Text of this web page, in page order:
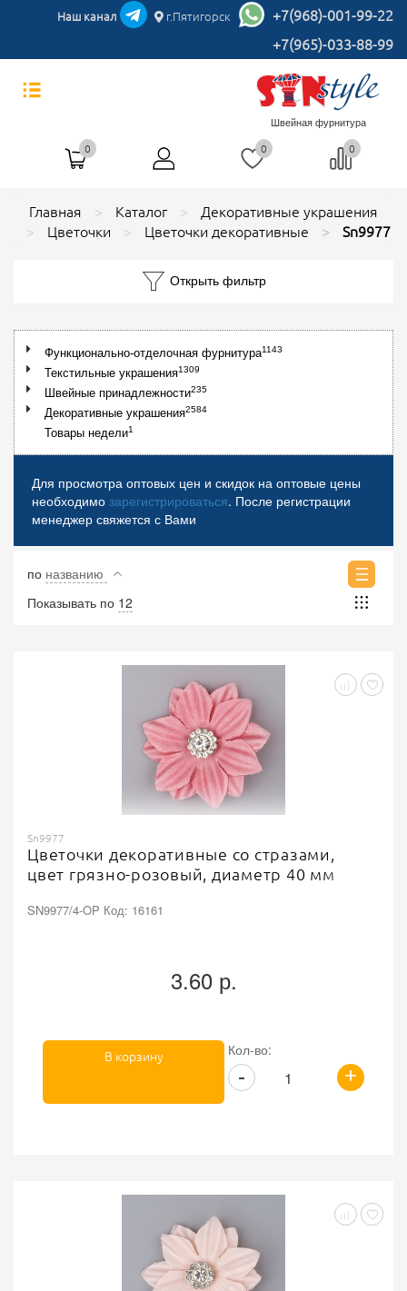
Наш канал г.Пятигорск
+7(968)-001-99-22
+7(965)-033-88-99
Швейная фурнитура
0 0 0
Главная Каталог
Декоративные украшения
Цветочки
Цветочки декоративные Sn9977
Открыть фильтр
Функционально-отделочная фурнитура1143
Текстильные украшения1309
Швейные принадлежности235
Декоративные украшения2584
Товары недели1
Для просмотра оптовых цен и скидок на оптовые цены
необходимо зарегистрироваться. После регистрации
менеджер свяжется с Вами
по названию
Показывать по 12
Sn9977
Цветочки декоративные со стразами,
цвет грязно-розовый, диаметр 40 мм
SN9977/4-OP Код: 16161
3.60 р.
Кол-во:
+
-
В корзину